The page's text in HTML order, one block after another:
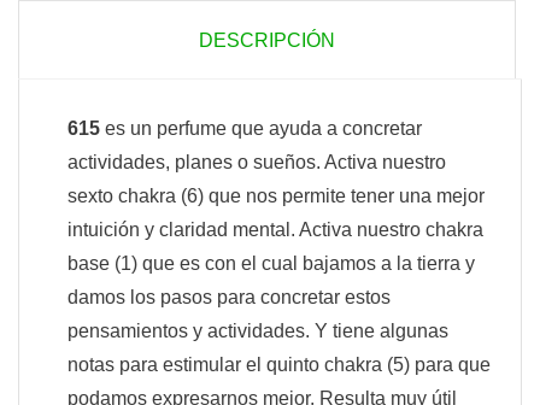
DESCRIPCIÓN
615 es un perfume que ayuda a concretar
actividades, planes o sueños. Activa nuestro
sexto chakra (6) que nos permite tener una mejor
intuición y claridad mental. Activa nuestro chakra
base (1) que es con el cual bajamos a la tierra y
damos los pasos para concretar estos
pensamientos y actividades. Y tiene algunas
notas para estimular el quinto chakra (5) para que
podamos expresarnos mejor. Resulta muy útil